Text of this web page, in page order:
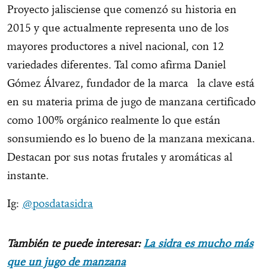
Proyecto jalisciense que comenzó su historia en
2015 y que actualmente representa uno de los
mayores productores a nivel nacional, con 12
variedades diferentes. Tal como afirma Daniel
Gómez Álvarez, fundador de la marca la clave está
en su materia prima de jugo de manzana certificado
como 100% orgánico realmente lo que están
sonsumiendo es lo bueno de la manzana mexicana.
Destacan por sus notas frutales y aromáticas al
instante.
Ig: @posdatasidra
También te puede interesar:La sidra es mucho más
que un jugo de manzana